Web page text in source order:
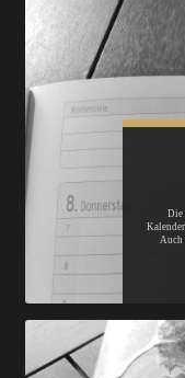
Die
Auch